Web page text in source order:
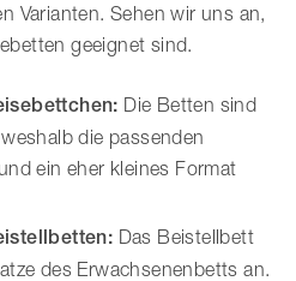
Varianten. Sehen wir uns an,
geeignet sind.
Die Betten sind
die passenden
ein eher kleines Format
Das Beistellbett
des Erwachsenenbetts an.